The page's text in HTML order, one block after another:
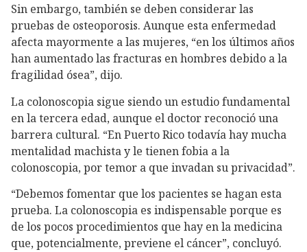
Sin embargo, también se deben considerar las
pruebas de osteoporosis. Aunque esta enfermedad
afecta mayormente a las mujeres, “en los últimos años
han aumentado las fracturas en hombres debido a la
fragilidad ósea”, dijo.
La colonoscopia sigue siendo un estudio fundamental
en la tercera edad, aunque el doctor reconoció una
barrera cultural. “En Puerto Rico todavía hay mucha
mentalidad machista y le tienen fobia a la
colonoscopia, por temor a que invadan su privacidad”.
“Debemos fomentar que los pacientes se hagan esta
prueba. La colonoscopia es indispensable porque es
de los pocos procedimientos que hay en la medicina
que, potencialmente, previene el cáncer”, concluyó.